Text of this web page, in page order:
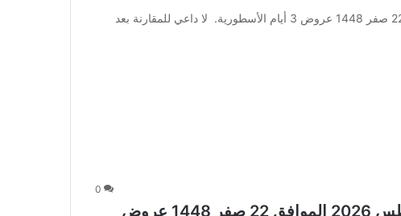
عروض بن داود اليوم 5 أغسطس 2026 الموافق 22 صفر 1448 عروض 3 أيام الأسطورية. لا داعي للمقارنة بعد
0
عروض لولو جدة الأسبوعية 5 أغسطس 2026 الموافق 22 صفر 1448 عروض